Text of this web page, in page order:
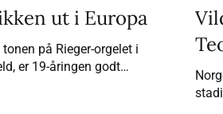
ut i Europa
på Rieger-orgelet i
er 19-åringen godt